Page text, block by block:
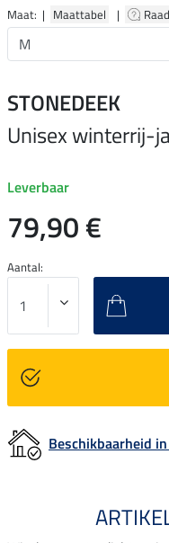
Maat: | Maattabel |
STONEDEEK
Unisex winterrij-
Leverbaar
79,90 €
Aantal:
Beschikbaarheid in